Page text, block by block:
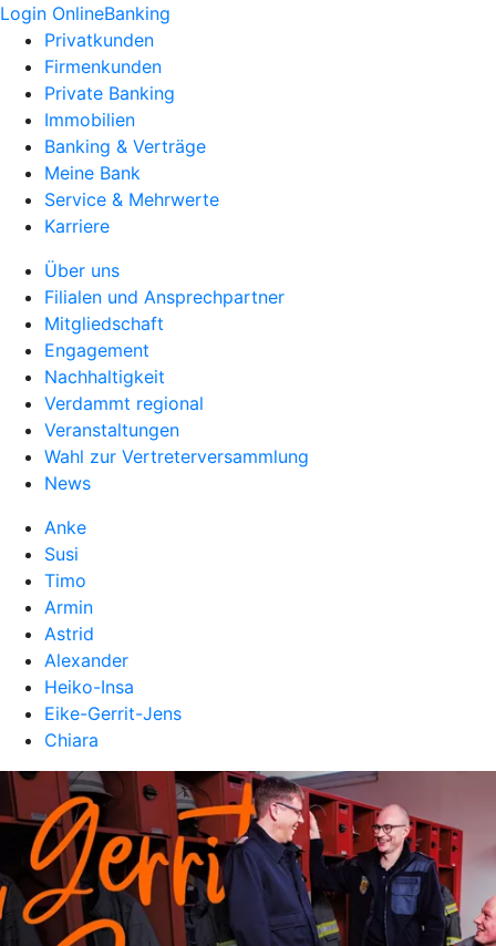
Login OnlineBanking
Privatkunden
Firmenkunden
Private Banking
Immobilien
Banking & Verträge
Meine Bank
Service & Mehrwerte
Karriere
Über uns
Filialen und Ansprechpartner
Mitgliedschaft
Engagement
Nachhaltigkeit
Verdammt regional
Veranstaltungen
Wahl zur Vertreterversammlung
News
Anke
Susi
Timo
Armin
Astrid
Alexander
Heiko-Insa
Eike-Gerrit-Jens
Chiara